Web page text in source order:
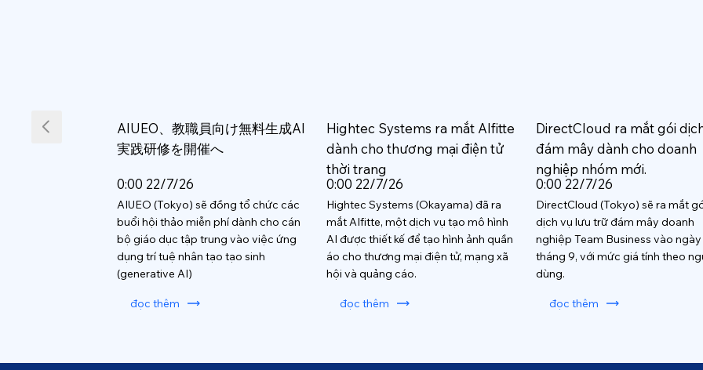
AIUEO、教職員向け無料生成AI
実践研修を開催へ
0:00 22/7/26
AIUEO (Tokyo) sẽ đồng tổ chức các
buổi hội thảo miễn phí dành cho cán
bộ giáo dục tập trung vào việc ứng
dụng trí tuệ nhân tạo tạo sinh
(generative AI)
đọc thêm
Hightec Systems ra mắt AIfitte
dành cho thương mại điện tử
thời trang
0:00 22/7/26
Hightec Systems (Okayama) đã ra
mắt AIfitte, một dịch vụ tạo mô hình
AI được thiết kế để tạo hình ảnh quần
áo cho thương mại điện tử, mạng xã
hội và quảng cáo.
đọc thêm
DirectCloud ra mắt gói
đám mây dành cho doanh
nghiệp nhóm mới.
0:00 22/7/26
DirectCloud (Tokyo) sẽ ra mắt
dịch vụ lưu trữ đám mây doanh
nghiệp Team Business vào ngày
tháng 9, với mức giá tính theo
dùng.
đọc thêm